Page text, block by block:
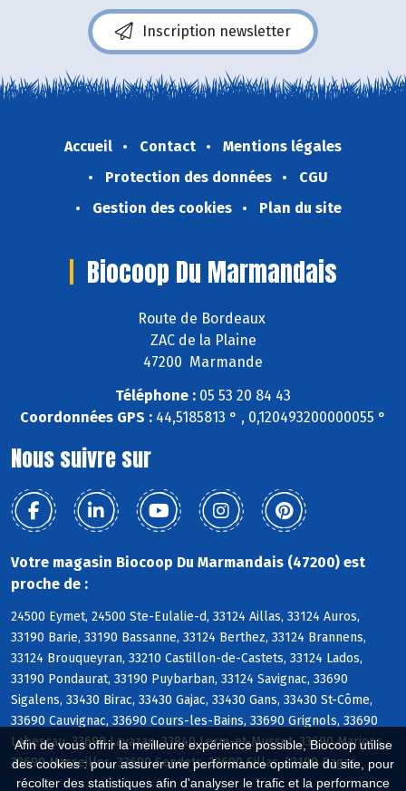
Afin de vous offrir la meilleure expérience possible, Biocoop utilise
des cookies : pour assurer une performance optimale du site, pour
récolter des statistiques afin d'analyser le trafic et la performance
Inscription newsletter
Accueil Contact
Mentions légales
Protection des données
CGU
Gestion des cookies
Plan du site
Biocoop Du Marmandais
Route de Bordeaux
ZAC de la Plaine
47200 Marmande
Téléphone : 05 53 20 84 43
Coordonnées GPS : 44,5185813 ° , 0,120493200000055 °
Nous suivre sur
Votre magasin Biocoop Du Marmandais (47200) est
proche de :
24500 Eymet, 24500 Ste-Eulalie-d, 33124 Aillas, 33124 Auros,
33190 Barie, 33190 Bassanne, 33124 Berthez, 33124 Brannens,
33124 Brouqueyran, 33210 Castillon-de-Castets, 33124 Lados,
33190 Pondaurat, 33190 Puybarban, 33124 Savignac, 33690
Sigalens, 33430 Birac, 33430 Gajac, 33430 Gans, 33430 St-Côme,
33690 Cauvignac, 33690 Cours-les-Bains, 33690 Grignols, 33690
Labescau, 33690 Lavazan, 33840 Lerm-et-Musset, 33690 Marions,
33690 Masseilles, 33690 Sendets, 33690 Sillas, 33190 Bagas